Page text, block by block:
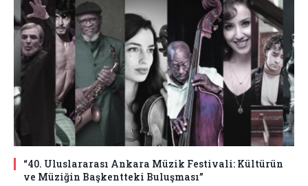
“40. Uluslararası Ankara Müzik Festivali: Kültürün
ve Müziğin Başkentteki Buluşması”